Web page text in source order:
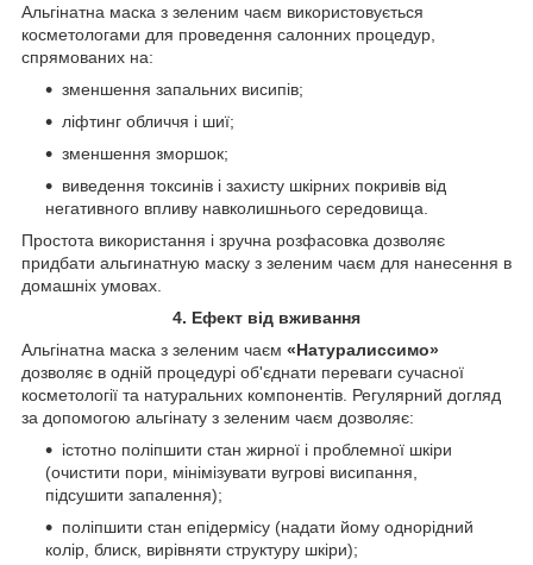
Альгінатна маска з зеленим чаєм використовується
косметологами для проведення салонних процедур,
спрямованих на:
зменшення запальних висипів;
ліфтинг обличчя і шиї;
зменшення зморшок;
виведення токсинів і захисту шкірних покривів від
негативного впливу навколишнього середовища.
Простота використання і зручна розфасовка дозволяє
придбати альгинатную маску з зеленим чаєм для нанесення в
домашніх умовах.
4. Ефект від вживання
Альгінатна маска з зеленим чаєм «Натуралиссимо»
дозволяє в одній процедурі об'єднати переваги сучасної
косметології та натуральних компонентів. Регулярний догляд
за допомогою альгінату з зеленим чаєм дозволяє:
істотно поліпшити стан жирної і проблемної шкіри
(очистити пори, мінімізувати вугрові висипання,
підсушити запалення);
поліпшити стан епідермісу (надати йому однорідний
колір, блиск, вирівняти структуру шкіри);